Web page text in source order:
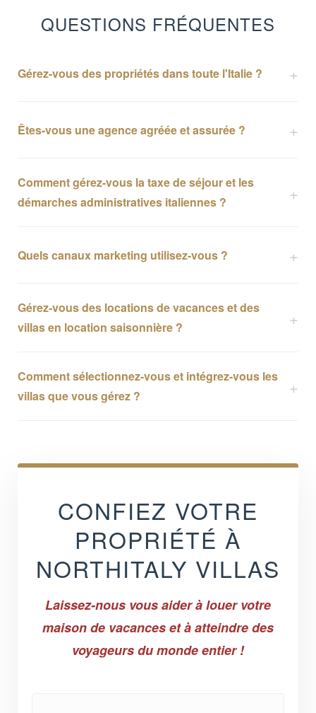
QUESTIONS FRÉQUENTES
Gérez-vous des propriétés dans toute l'Italie ?
Êtes-vous une agence agréée et assurée ?
Comment gérez-vous la taxe de séjour et les
démarches administratives italiennes ?
Quels canaux marketing utilisez-vous ?
Gérez-vous des locations de vacances et des
villas en location saisonnière ?
Comment sélectionnez-vous et intégrez-vous les
villas que vous gérez ?
CONFIEZ VOTRE
PROPRIÉTÉ À
NORTHITALY VILLAS
Laissez-nous vous aider à louer votre
maison de vacances et à atteindre des
voyageurs du monde entier !